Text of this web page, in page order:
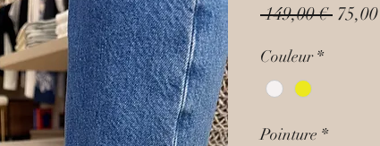
149,00 € Prix
Couleur *
Pointure *